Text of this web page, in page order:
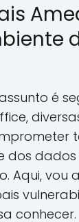
é
dos
Aqui, vou
conhecer.